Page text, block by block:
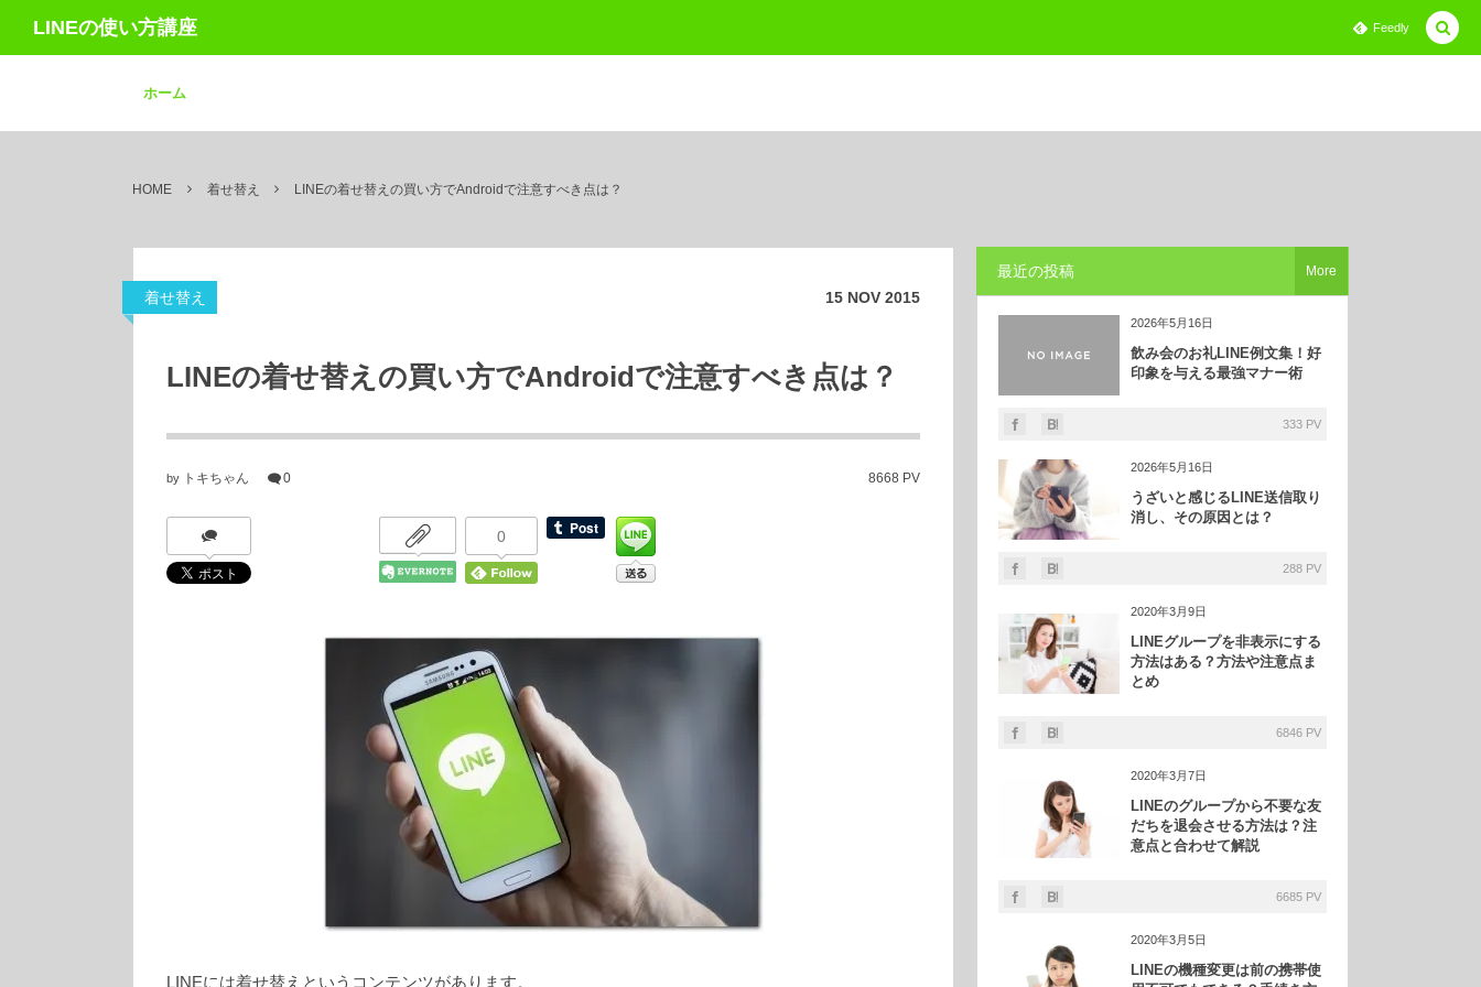
LINEの使い方講座 Feedly
ホーム
HOME 着せ替え LINEの着せ替えの買い方でAndroidで注意すべき点は？
着せ替え 15 NOV 2015
LINEの着せ替えの買い方でAndroidで注意すべき点は？
by トキちゃん 0 8668 PV
0
LINEには着せ替えというコンテンツがあります。
最近の投稿
2026年5月16日
飲み会のお礼LINE例文集！好
印象を与える最強マナー術
333 PV
2026年5月16日
うざいと感じるLINE送信取り
消し、その原因とは？
288 PV
2020年3月9日
LINEグループを非表示にする
方法はある？方法や注意点ま
とめ
6846 PV
2020年3月7日
LINEのグループから不要な友
だちを退会させる方法は？注
意点と合わせて解説
6685 PV
2020年3月5日
LINEの機種変更は前の携帯使
More